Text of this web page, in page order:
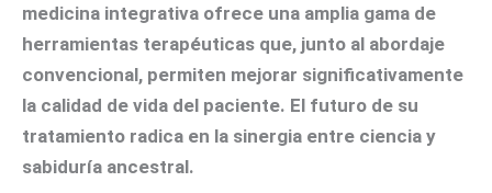
medicina integrativa ofrece una amplia gama de
herramientas terapéuticas que, junto al abordaje
convencional, permiten mejorar significativamente
la calidad de vida del paciente. El futuro de su
tratamiento radica en la sinergia entre ciencia y
sabiduría ancestral.